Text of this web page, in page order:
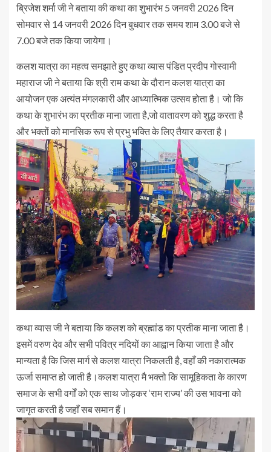
ब्रिजेश शर्मा जी ने बताया की कथा का शुभारंभ 5 जनवरी 2026 दिन
सोमवार से 14 जनवरी 2026 दिन बुधवार तक समय शाम 3.00 बजे से
7.00 बजे तक किया जायेगा।
कलश यात्रा का महत्व समझाते हुए कथा व्यास पंडित प्रदीप गोस्वामी
महाराज जी ने बताया कि श्री राम कथा के दौरान कलश यात्रा का
आयोजन एक अत्यंत मंगलकारी और आध्यात्मिक उत्सव होता है। जो कि
कथा के शुभारंभ का प्रतीक माना जाता है,जो वातावरण को शुद्ध करता है
और भक्तों को मानसिक रूप से प्रभु भक्ति के लिए तैयार करता है।
कथा व्यास जी ने बताया कि कलश को ब्रह्मांड का प्रतीक माना जाता है।
इसमें वरुण देव और सभी पवित्र नदियों का आह्वान किया जाता है और ​
मान्यता है कि जिस मार्ग से कलश यात्रा निकलती है, वहाँ की नकारात्मक
ऊर्जा समाप्त हो जाती है।कलश यात्रा मै भक्तो कि सामूहिकता के कारण ​
समाज के सभी वर्गों को एक साथ जोड़कर ‘राम राज्य’ की उस भावना को
जागृत करती है जहाँ सब समान हैं।